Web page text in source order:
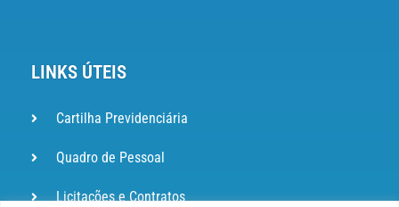
LINKS ÚTEIS
Cartilha Previdenciária
Quadro de Pessoal
Licitações e Contratos